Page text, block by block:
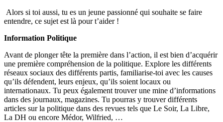
Alors si toi aussi, tu es un jeune passionné qui souhaite se faire
entendre, ce sujet est là pour t’aider !
Information Politique
Avant de plonger tête la première dans l’action, il est bien d’acquérir
une première compréhension de la politique. Explore les différents
réseaux sociaux des différents partis, familiarise-toi avec les causes
qu’ils défendent, leurs enjeux, qu’ils soient locaux ou
internationaux. Tu peux également trouver une mine d’informations
dans des journaux, magazines. Tu pourras y trouver différents
articles sur la politique dans des revues tels que Le Soir, La Libre,
La DH ou encore Médor, Wilfried, …